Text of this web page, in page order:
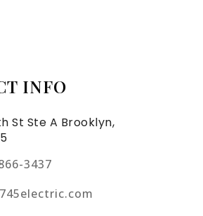
INFO
St Ste A Brooklyn,
3437